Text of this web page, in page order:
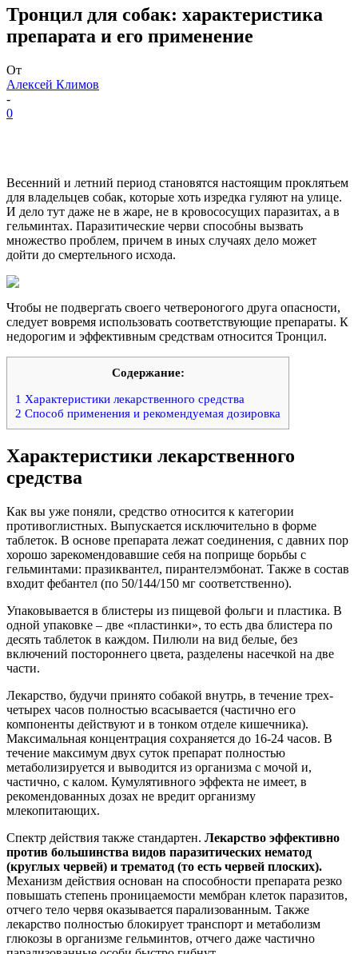
Тронцил для собак: характеристика
препарата и его применение
От
Алексей Климов
-
0
Весенний и летний период становятся настоящим проклятьем
для владельцев собак, которые хоть изредка гуляют на улице.
И дело тут даже не в жаре, не в кровососущих паразитах, а в
гельминтах. Паразитические черви способны вызвать
множество проблем, причем в иных случаях дело может
дойти до смертельного исхода.
Чтобы не подвергать своего четвероногого друга опасности,
следует вовремя использовать соответствующие препараты. К
недорогим и эффективным средствам относится Тронцил.
Содержание:
1 Характеристики лекарственного средства
2 Способ применения и рекомендуемая дозировка
Характеристики лекарственного
средства
Как вы уже поняли, средство относится к категории
противоглистных. Выпускается исключительно в форме
таблеток. В основе препарата лежат соединения, с давних пор
хорошо зарекомендовавшие себя на поприще борьбы с
гельминтами: празиквантел, пирантелэмбонат. Также в состав
входит фебантел (по 50/144/150 мг соответственно).
Упаковывается в блистеры из пищевой фольги и пластика. В
одной упаковке – две «пластинки», то есть два блистера по
десять таблеток в каждом. Пилюли на вид белые, без
включений постороннего цвета, разделены насечкой на две
части.
Лекарство, будучи принято собакой внутрь, в течение трех-
четырех часов полностью всасывается (частично его
компоненты действуют и в тонком отделе кишечника).
Максимальная концентрация сохраняется до 16-24 часов. В
течение максимум двух суток препарат полностью
метаболизируется и выводится из организма с мочой и,
частично, с калом. Кумулятивного эффекта не имеет, в
рекомендованных дозах не вредит организму
млекопитающих.
Спектр действия также стандартен. Лекарство эффективно
против большинства видов паразитических нематод
(круглых червей) и трематод (то есть червей плоских).
Механизм действия основан на способности препарата резко
повышать степень проницаемости мембран клеток паразитов,
отчего тело червя оказывается парализованным. Также
лекарство полностью блокирует транспорт и метаболизм
глюкозы в организме гельминтов, отчего даже частично